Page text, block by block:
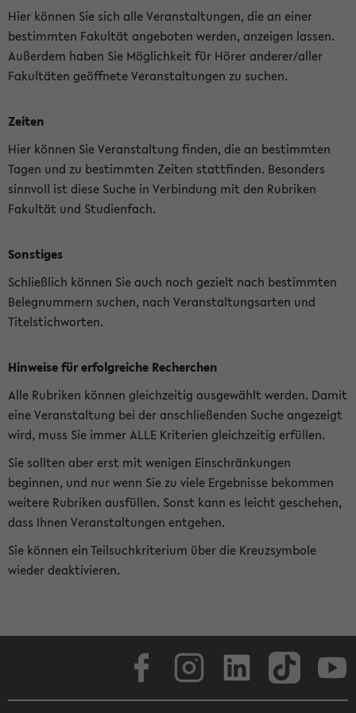
Hier können Sie sich alle Veranstaltungen, die an einer
bestimmten Fakultät angeboten werden, anzeigen lassen.
Außerdem haben Sie Möglichkeit für Hörer anderer/aller
Fakultäten geöffnete Veranstaltungen zu suchen.
Zeiten
Hier können Sie Veranstaltung finden, die an bestimmten
Tagen und zu bestimmten Zeiten stattfinden. Besonders
sinnvoll ist diese Suche in Verbindung mit den Rubriken
Fakultät und Studienfach.
Sonstiges
Schließlich können Sie auch noch gezielt nach bestimmten
Belegnummern suchen, nach Veranstaltungsarten und
Titelstichworten.
Hinweise für erfolgreiche Recherchen
Alle Rubriken können gleichzeitig ausgewählt werden. Damit
eine Veranstaltung bei der anschließenden Suche angezeigt
wird, muss Sie immer ALLE Kriterien gleichzeitig erfüllen.
Sie sollten aber erst mit wenigen Einschränkungen
beginnen, und nur wenn Sie zu viele Ergebnisse bekommen
weitere Rubriken ausfüllen. Sonst kann es leicht geschehen,
dass Ihnen Veranstaltungen entgehen.
Sie können ein Teilsuchkriterium über die Kreuzsymbole
wieder deaktivieren.